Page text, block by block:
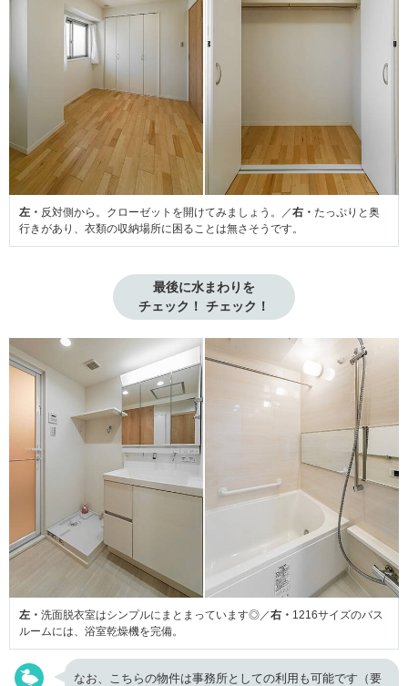
左・ 反対側から。クローゼットを開けてみましょう。／右・ たっぷりと奥
行きがあり、衣類の収納場所に困ることは無さそうです。
最後に水まわりを
チェック！ チェック！
左・ 洗面脱衣室はシンプルにまとまっています◎／右・ 1216サイズのバス
ルームには、浴室乾燥機を完備。
なお、こちらの物件は事務所としての利用も可能です（要